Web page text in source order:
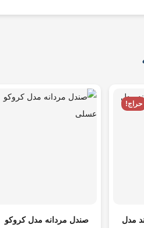
حراج!
مدل
صندل مردانه مدل کروکو